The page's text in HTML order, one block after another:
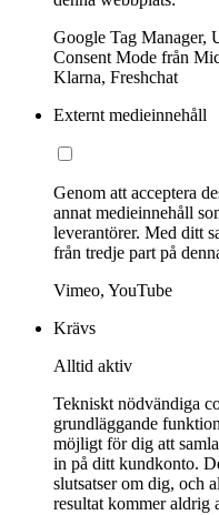
Google Tag Manager,
Consent Mode från
Klarna, Freshchat
Externt medieinnehåll
Genom att acceptera
annat medieinnehåll
leverantörer. Med ditt
från tredje part på
Vimeo, YouTube
Krävs
Alltid aktiv
Tekniskt nödvändiga
grundläggande
möjligt för dig att
in på ditt kundkonto.
slutsatser om dig, och
resultat kommer aldrig